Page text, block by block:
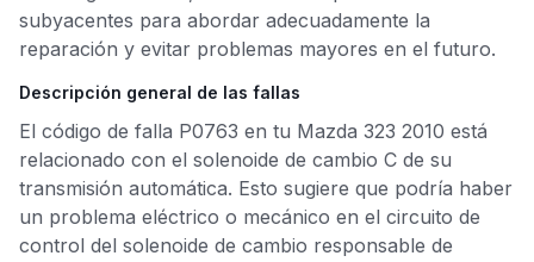
subyacentes para abordar adecuadamente la
reparación y evitar problemas mayores en el futuro.
Descripción general de las fallas
El código de falla P0763 en tu Mazda 323 2010 está
relacionado con el solenoide de cambio C de su
transmisión automática. Esto sugiere que podría haber
un problema eléctrico o mecánico en el circuito de
control del solenoide de cambio responsable de